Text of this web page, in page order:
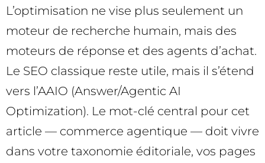
L’optimisation ne vise plus seulement un
moteur de recherche humain, mais des
moteurs de réponse et des agents d’achat.
Le SEO classique reste utile, mais il s’étend
vers l’AAIO (Answer/Agentic AI
Optimization). Le mot-clé central pour cet
article — commerce agentique — doit vivre
dans votre taxonomie éditoriale, vos pages